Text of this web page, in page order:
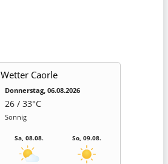
Wetter Caorle
Donnerstag, 06.08.2026
26 / 33°C
Sonnig
Sa, 08.08. So, 09.08.